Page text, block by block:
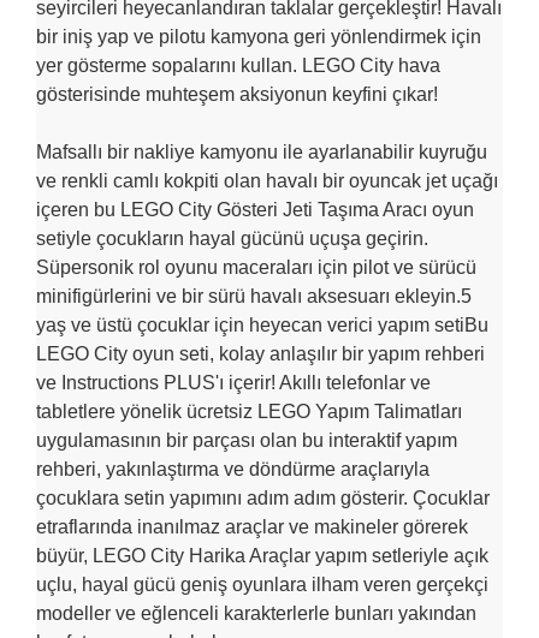
seyircileri heyecanlandıran taklalar gerçekleştir! Havalı
bir iniş yap ve pilotu kamyona geri yönlendirmek için
yer gösterme sopalarını kullan. LEGO City hava
gösterisinde muhteşem aksiyonun keyfini çıkar!
Mafsallı bir nakliye kamyonu ile ayarlanabilir kuyruğu
ve renkli camlı kokpiti olan havalı bir oyuncak jet uçağı
içeren bu LEGO City Gösteri Jeti Taşıma Aracı oyun
setiyle çocukların hayal gücünü uçuşa geçirin.
Süpersonik rol oyunu maceraları için pilot ve sürücü
minifigürlerini ve bir sürü havalı aksesuarı ekleyin.5
yaş ve üstü çocuklar için heyecan verici yapım setiBu
LEGO City oyun seti, kolay anlaşılır bir yapım rehberi
ve Instructions PLUS'ı içerir! Akıllı telefonlar ve
tabletlere yönelik ücretsiz LEGO Yapım Talimatları
uygulamasının bir parçası olan bu interaktif yapım
rehberi, yakınlaştırma ve döndürme araçlarıyla
çocuklara setin yapımını adım adım gösterir. Çocuklar
etraflarında inanılmaz araçlar ve makineler görerek
büyür, LEGO City Harika Araçlar yapım setleriyle açık
uçlu, hayal gücü geniş oyunlara ilham veren gerçekçi
modeller ve eğlenceli karakterlerle bunları yakından